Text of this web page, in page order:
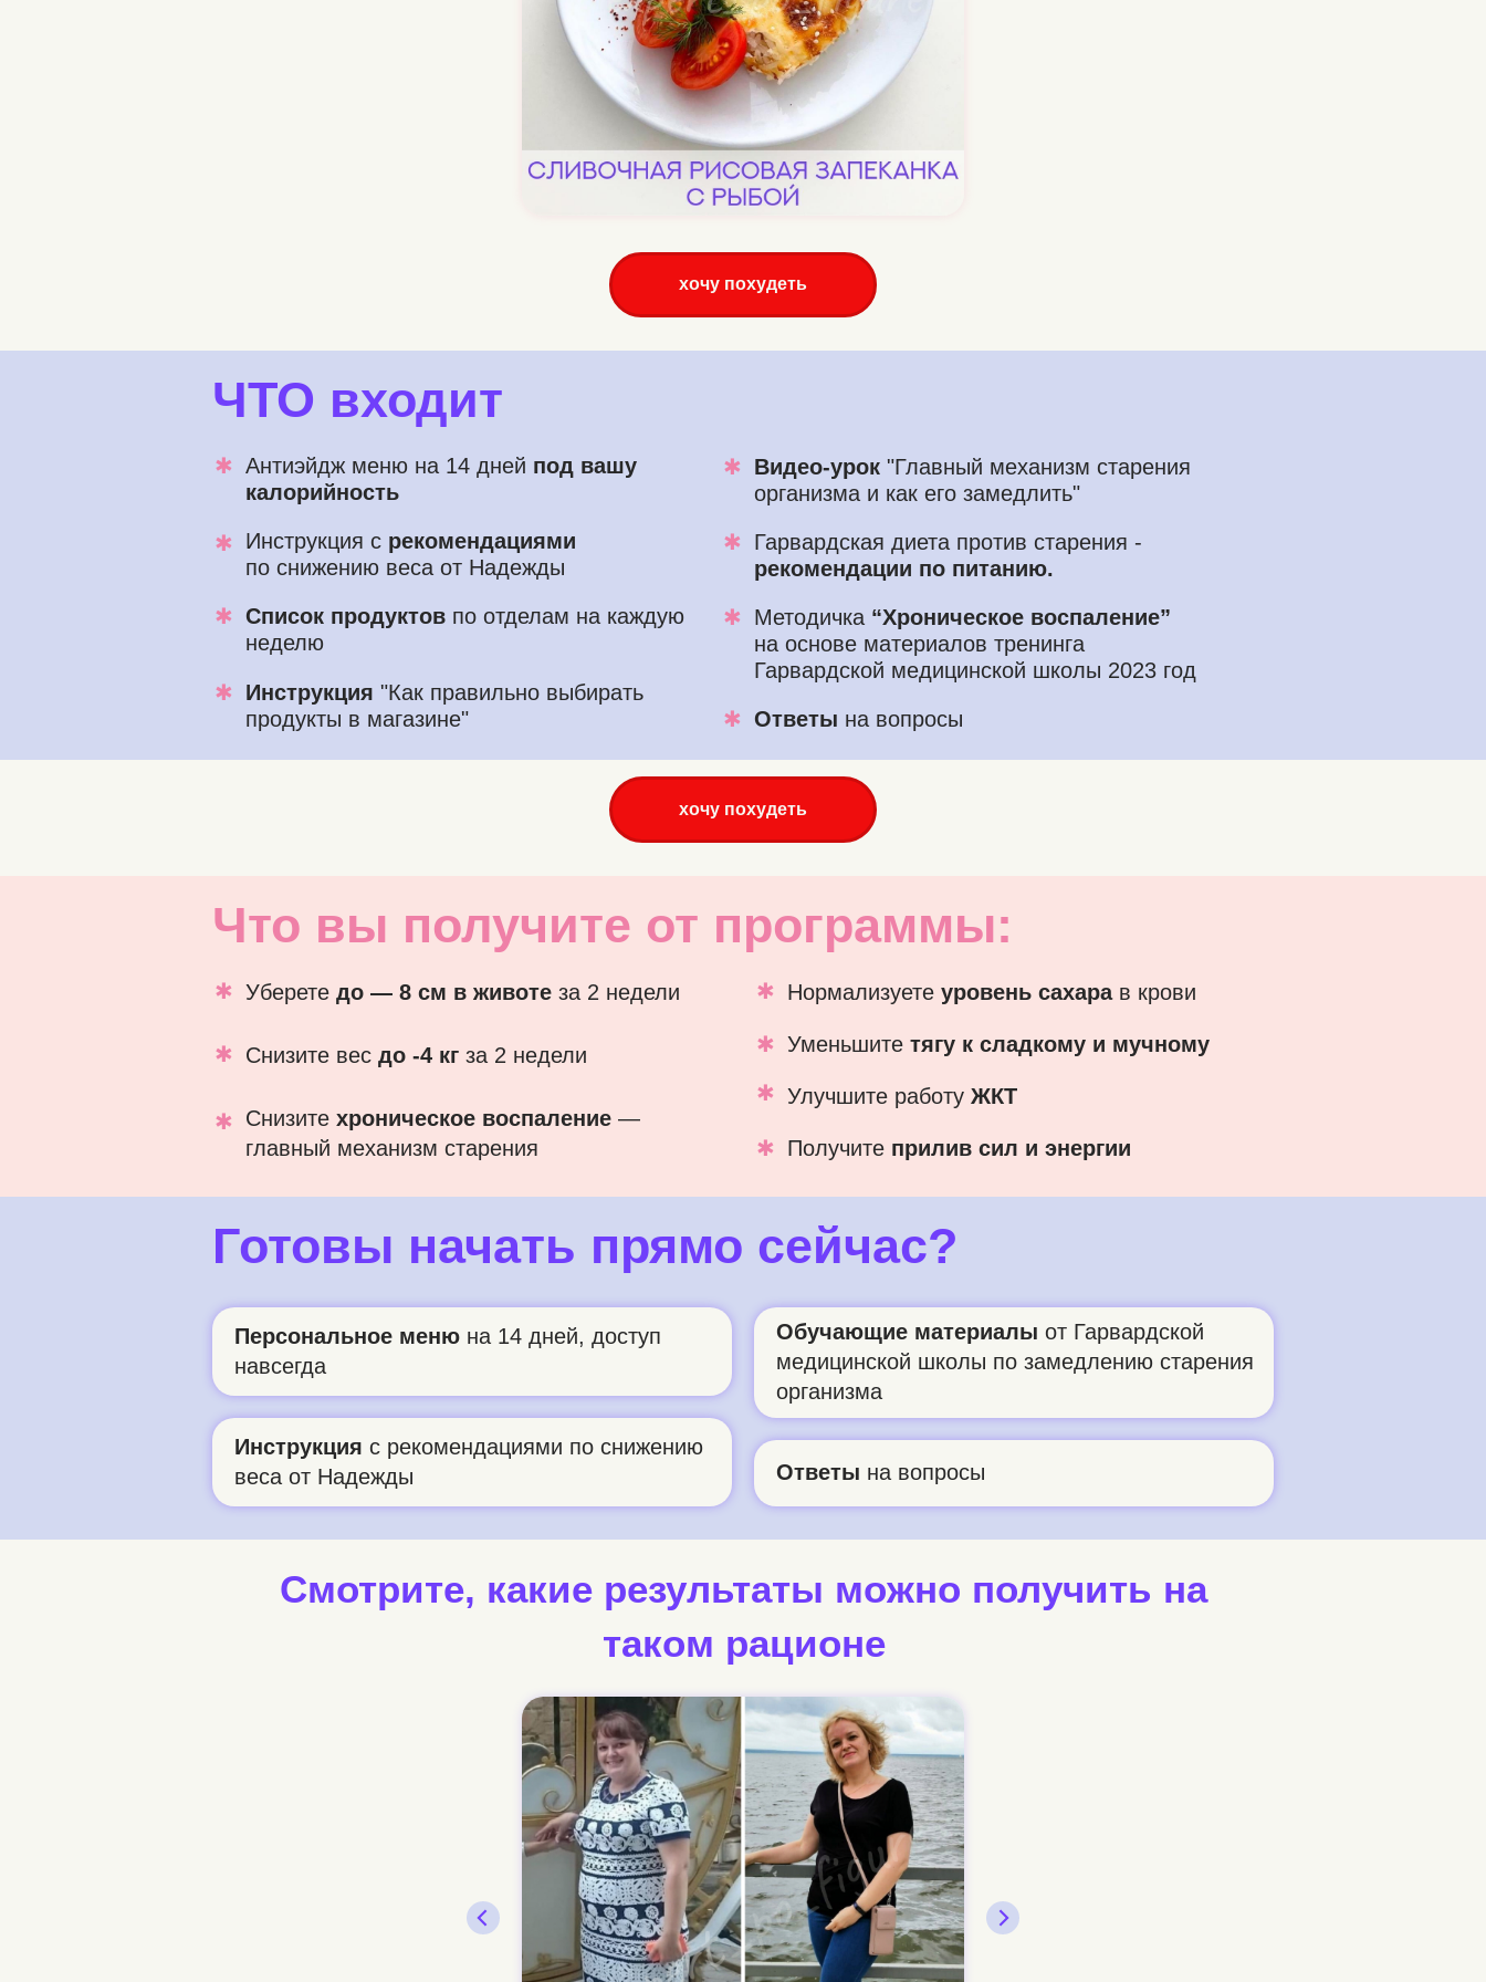
хочу похудеть
ЧТО входит
Антиэйдж меню на 14 дней под вашу
калорийность
✱
Инструкция с рекомендациями
по снижению веса от Надежды
✱
Список продуктов по отделам на каждую
неделю
✱
Инструкция "Как правильно выбирать
продукты в магазине"
✱
Видео-урок "Главный механизм старения
организма и как его замедлить"
✱
Гарвардская диета против старения -
рекомендации по питанию.
✱
Методичка “Хроническое воспаление”
на основе материалов тренинга
Гарвардской медицинской школы 2023 год
✱
Ответы на вопросы
✱
хочу похудеть
Что вы получите от программы:
Уберете до — 8 см в животе за 2 недели
✱
Снизите вес до -4 кг за 2 недели
✱
Снизите хроническое воспаление —
главный механизм старения
✱
Нормализуете уровень сахарав крови
✱
Уменьшите тягу к сладкому и мучному
✱
Улучшите работу ЖКТ
✱
Получите прилив сил и энергии
✱
Готовы начать прямо сейчас?
Персональное меню на 14 дней, доступ
навсегда
Обучающие материалы от Гарвардской
медицинской школы по замедлению старения
организма
Инструкция с рекомендациями по снижению
веса от Надежды
Ответы на вопросы
Смотрите, какие результаты можно получить на
таком рационе